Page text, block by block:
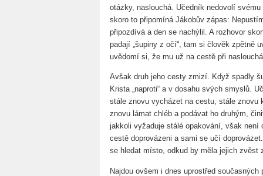
otázky, naslouchá. Učedník nedovolí
skoro to připomíná Jákobův zápas:
připozdívá a den se nachýlil. A rozhovor
padají „šupiny z očí“, tam si člověk zpětně
uvědomí si, že mu už na cestě při
Avšak druh jeho cesty zmizí. Když spadly
Krista „naproti“ a v dosahu svých smyslů.
stále znovu vycházet na cestu, stále
znovu lámat chléb a podávat ho druhým,
jakkoli vyžaduje stálé opakování, však
cestě doprovázeni a sami se učí
se hledat místo, odkud by měla jejich zvěst
Najdou ovšem i dnes uprostřed